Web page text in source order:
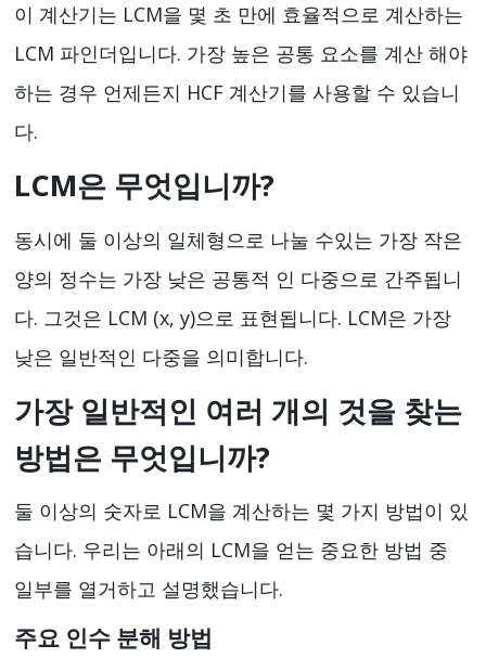
이 계산기는 LCM을 몇 초 만에 효율적으로 계산하는
LCM 파인더입니다. 가장 높은 공통 요소를 계산 해야
하는 경우 언제든지 HCF 계산기를 사용할 수 있습니
다.
LCM은 무엇입니까?
동시에 둘 이상의 일체형으로 나눌 수있는 가장 작은
양의 정수는 가장 낮은 공통적 인 다중으로 간주됩니
다. 그것은 LCM (x, y)으로 표현됩니다. LCM은 가장
낮은 일반적인 다중을 의미합니다.
가장 일반적인 여러 개의 것을 찾는
방법은 무엇입니까?
둘 이상의 숫자로 LCM을 계산하는 몇 가지 방법이 있
습니다. 우리는 아래의 LCM을 얻는 중요한 방법 중
일부를 열거하고 설명했습니다.
주요 인수 분해 방법